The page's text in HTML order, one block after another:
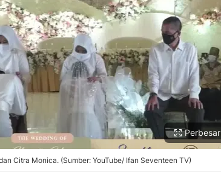
Perbesar
Citra Monica. (Sumber: YouTube/ Ifan Seventeen TV)